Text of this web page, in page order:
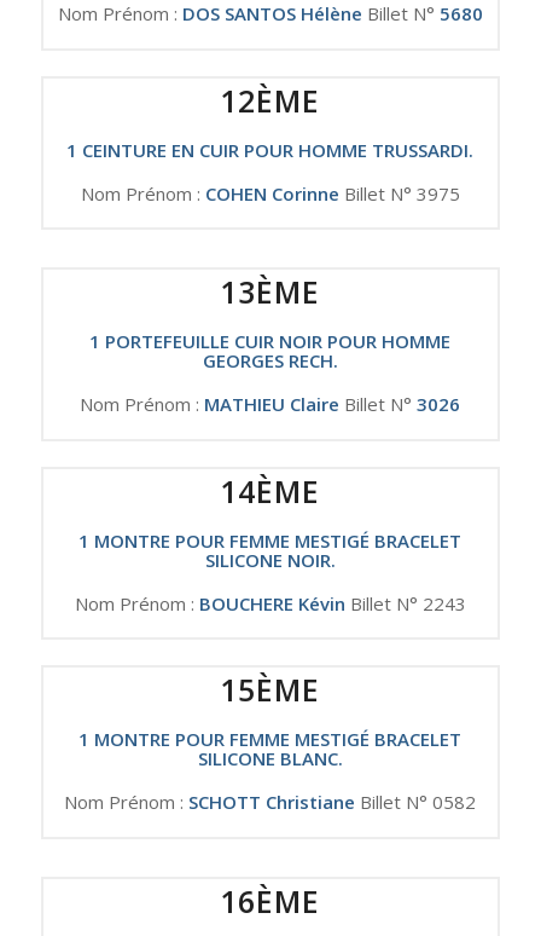
Nom Prénom : DOS SANTOS Hélène Billet N° 5680
12ÈME
1 CEINTURE EN CUIR POUR HOMME TRUSSARDI.
Nom Prénom : COHEN Corinne Billet N° 3975
13ÈME
1 PORTEFEUILLE CUIR NOIR POUR HOMME
GEORGES RECH.
Nom Prénom : MATHIEU Claire Billet N°3026
14ÈME
1 MONTRE POUR FEMME MESTIGÉ BRACELET
SILICONE NOIR.
Nom Prénom : BOUCHERE Kévin Billet N° 2243
15ÈME
1 MONTRE POUR FEMME MESTIGÉ BRACELET
SILICONE BLANC.
Nom Prénom : SCHOTT Christiane Billet N° 0582
16ÈME